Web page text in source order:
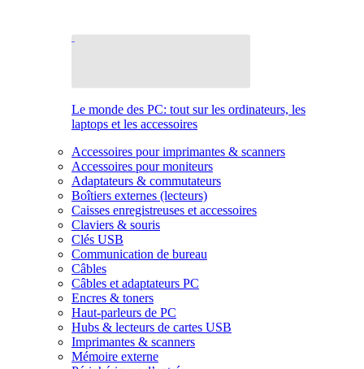
Le monde des PC: tout sur les ordinateurs, les
laptops et les accessoires
Accessoires pour imprimantes & scanners
Accessoires pour moniteurs
Adaptateurs & commutateurs
Boîtiers externes (lecteurs)
Caisses enregistreuses et accessoires
Claviers & souris
Clés USB
Communication de bureau
Câbles
Câbles et adaptateurs PC
Encres & toners
Haut-parleurs de PC
Hubs & lecteurs de cartes USB
Imprimantes & scanners
Mémoire externe